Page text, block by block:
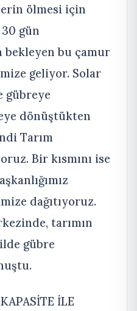
ölmesi için
gün
bu çamur
geliyor. Solar
gübreye
dönüştükten
Tarım
Bir kısmını ise
dağıtıyoruz.
tarımın
gübre
İLE